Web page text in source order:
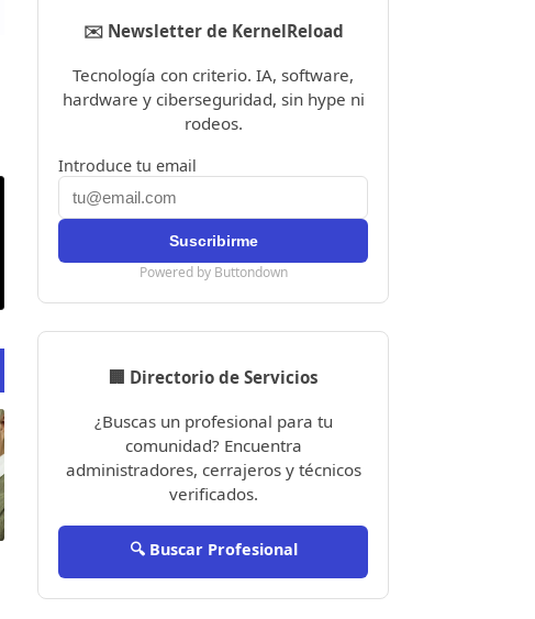
✉️ Newsletter de KernelReload
Tecnología con criterio. IA, software,
hardware y ciberseguridad, sin hype ni
rodeos.
Introduce tu email
Powered by Buttondown
🏢 Directorio de Servicios
¿Buscas un profesional para tu
comunidad? Encuentra
administradores, cerrajeros y técnicos
verificados.
🔍 Buscar Profesional